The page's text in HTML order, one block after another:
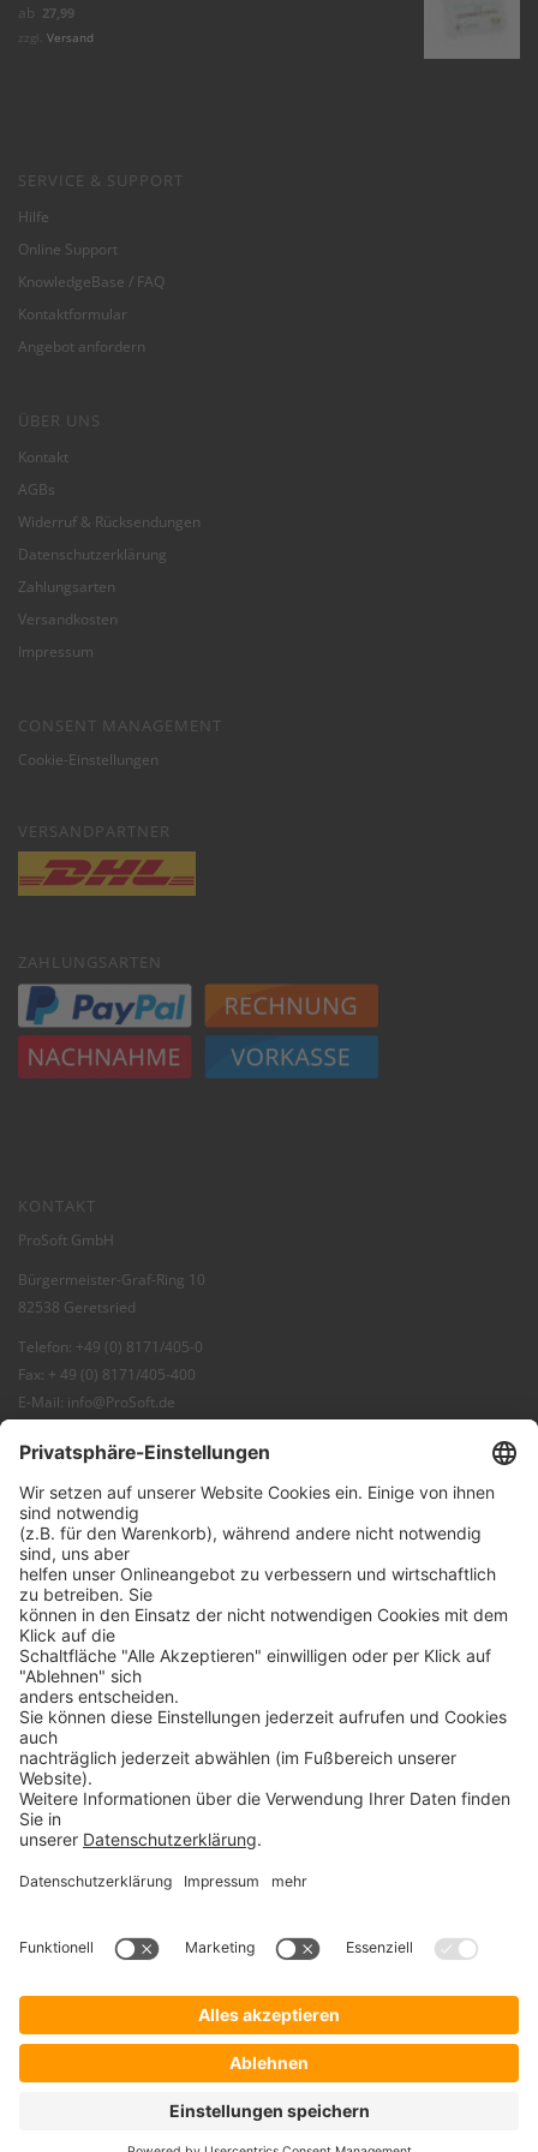
Bewertet mit
5.00 von 5
ab 27,99
zzgl. Versand
SERVICE & SUPPORT
Hilfe
Online Support
KnowledgeBase / FAQ
Kontaktformular
Angebot anfordern
ÜBER UNS
Kontakt
AGBs
Widerruf & Rücksendungen
Datenschutzerklärung
Zahlungsarten
Versandkosten
Impressum
CONSENT MANAGEMENT
Cookie-Einstellungen
VERSANDPARTNER
ZAHLUNGSARTEN
KONTAKT
ProSoft GmbH
Bürgermeister-Graf-Ring 10
82538 Geretsried
Telefon: +49 (0) 8171/405-0
Fax: + 49 (0) 8171/405-400
E-Mail: info@ProSoft.de
Web:
ProSoft
ProBlog
FAQ:Knowledgebase
Shop:ProSecurity
30+ JAHRE IT-KOMPETENZ
SICHERHEIT
2026 Alle Rechte vorbehalten – Verkauf nur an Unternehmer,
Verbraucher i.S.d. § 13 BGB.